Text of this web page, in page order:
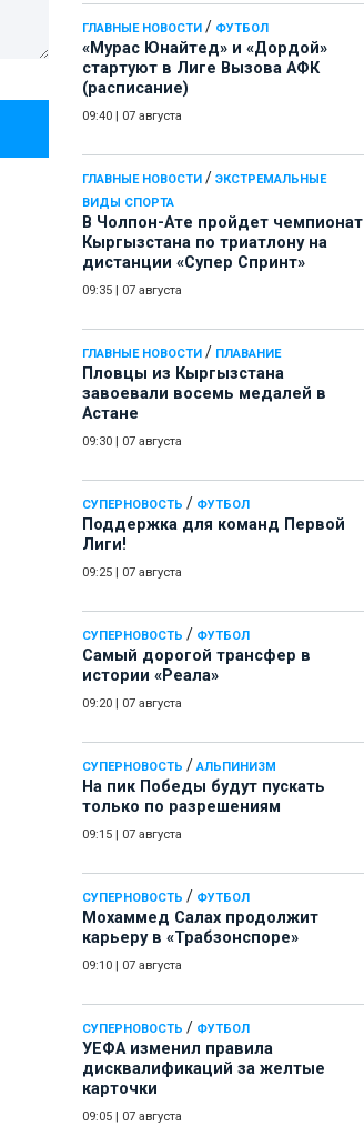
ГЛАВНЫЕ НОВОСТИ / ФУТБОЛ
«Мурас Юнайтед» и «Дордой»
стартуют в Лиге Вызова АФК
(расписание)
09:40 07 августа
ГЛАВНЫЕ НОВОСТИ / ЭКСТРЕМАЛЬНЫЕ
ВИДЫ СПОРТА
В Чолпон-Ате пройдет чемпионат
Кыргызстана по триатлону на
дистанции «Супер Спринт»
09:35 07 августа
ГЛАВНЫЕ НОВОСТИ / ПЛАВАНИЕ
Пловцы из Кыргызстана
завоевали восемь медалей в
Астане
09:30 07 августа
СУПЕРНОВОСТЬ / ФУТБОЛ
Поддержка для команд Первой
Лиги!
09:25 07 августа
СУПЕРНОВОСТЬ / ФУТБОЛ
Самый дорогой трансфер в
истории «Реала»
09:20 07 августа
СУПЕРНОВОСТЬ / АЛЬПИНИЗМ
На пик Победы будут пускать
только по разрешениям
09:15 07 августа
СУПЕРНОВОСТЬ / ФУТБОЛ
Мохаммед Салах продолжит
карьеру в «Трабзонспоре»
09:10 07 августа
СУПЕРНОВОСТЬ / ФУТБОЛ
УЕФА изменил правила
дисквалификаций за желтые
карточки
09:05 07 августа